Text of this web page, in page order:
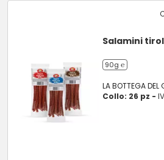
Salamini
90g ℮
LA BOTTEGA DEL
Collo: 26 pz -